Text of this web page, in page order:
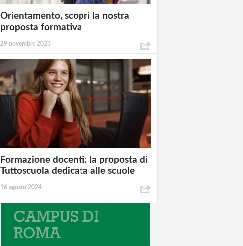
Orientamento, scopri la nostra
proposta formativa
29 novembre 2023
Formazione docenti: la proposta di
Tuttoscuola dedicata alle scuole
16 agosto 2024